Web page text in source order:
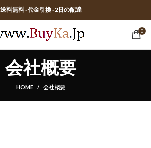
送料無料 · 代金引換 · 2日の配達
0
会社概要
HOME 会社概要